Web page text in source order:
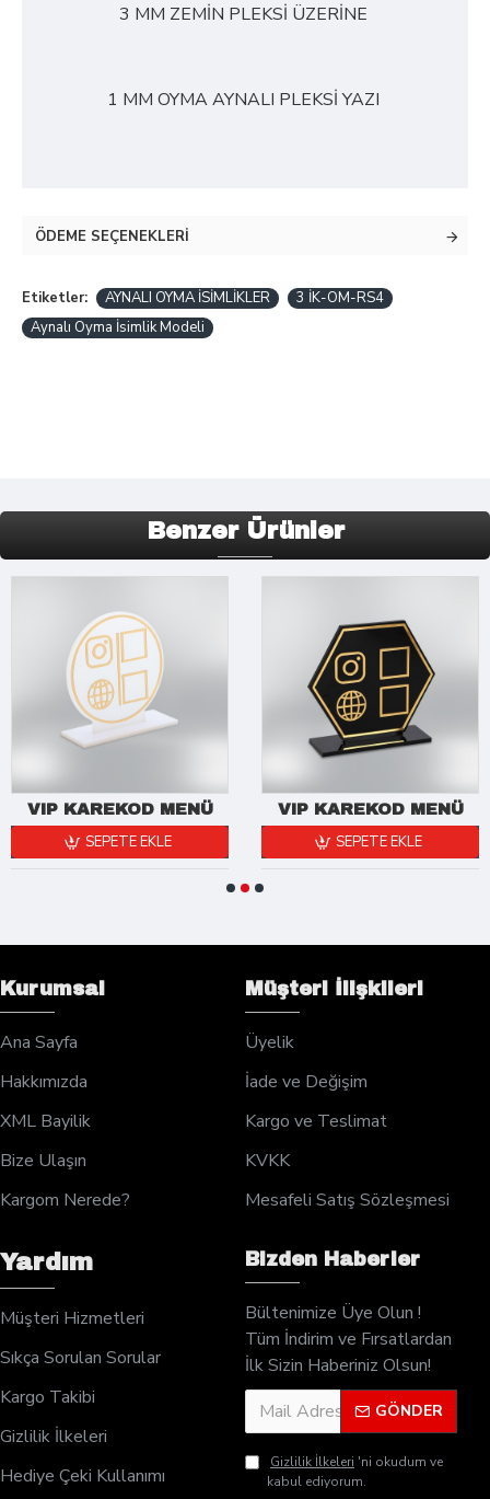
3 MM ZEMİN PLEKSİ ÜZERİNE
1 MM OYMA AYNALI PLEKSİ YAZI
ÖDEME SEÇENEKLERI
Etiketler: AYNALI OYMA İSİMLİKLER
3 İK-OM-RS4
Aynalı Oyma İsimlik Modeli
Benzer Ürünler
VIP KAREKOD MENÜ
SEPETE EKLE
VIP KAREKOD MENÜ
SEPETE EKLE
Kurumsal
Ana Sayfa
Hakkımızda
XML Bayilik
Bize Ulaşın
Kargom Nerede?
Müşteri İlişkileri
Üyelik
İade ve Değişim
Kargo ve Teslimat
KVKK
Mesafeli Satış Sözleşmesi
Yardım
Müşteri Hizmetleri
Sıkça Sorulan Sorular
Kargo Takibi
Gizlilik İlkeleri
Hediye Çeki Kullanımı
Bizden Haberler
Bültenimize Üye Olun !
Tüm İndirim ve Fırsatlardan
İlk Sizin Haberiniz Olsun!
GÖNDER
Gizlilik İlkeleri 'ni okudum ve
kabul ediyorum.